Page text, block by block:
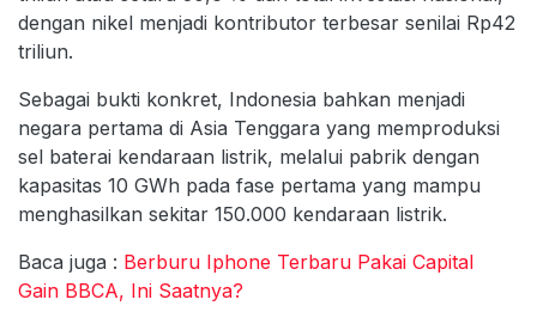
dengan nikel menjadi kontributor terbesar senilai Rp42
triliun.
Sebagai bukti konkret, Indonesia bahkan menjadi
negara pertama di Asia Tenggara yang memproduksi
sel baterai kendaraan listrik, melalui pabrik dengan
kapasitas 10 GWh pada fase pertama yang mampu
menghasilkan sekitar 150.000 kendaraan listrik.
Baca juga : Berburu Iphone Terbaru Pakai Capital
Gain BBCA, Ini Saatnya?